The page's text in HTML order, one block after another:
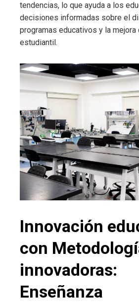
tendencias, lo que ayuda a los
decisiones informadas sobre el
programas educativos y la mejora
estudiantil.
Innovación
con
innovadoras:
Enseñanza